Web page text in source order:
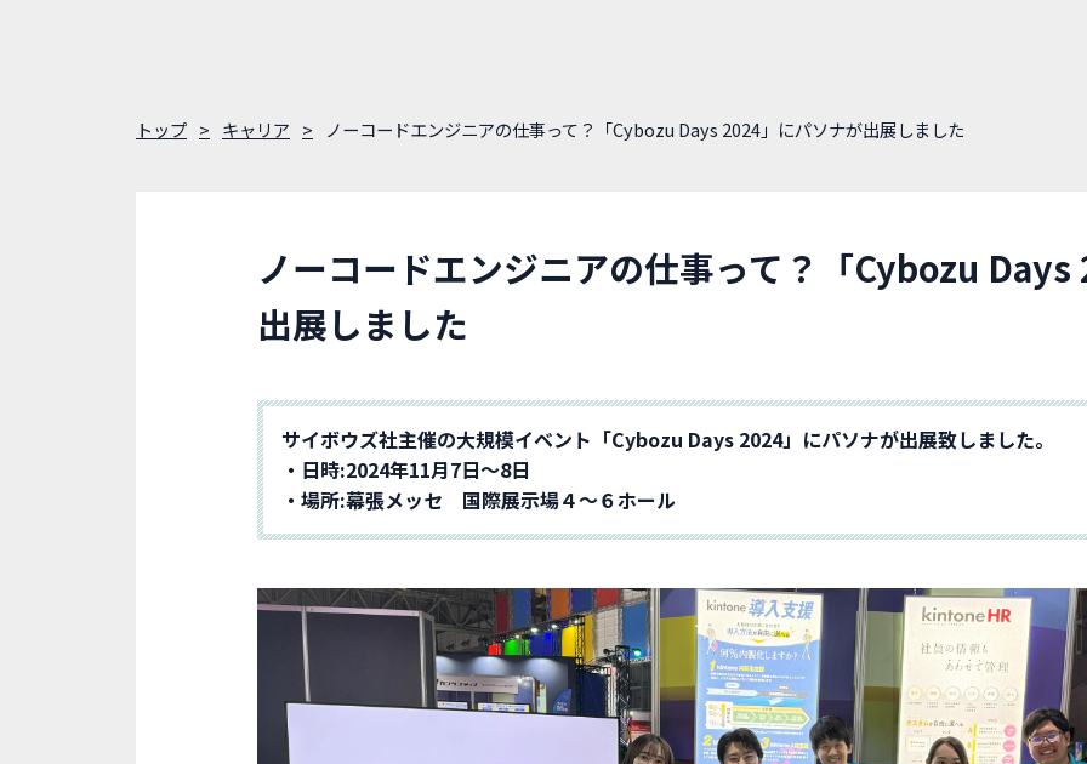
トップ キャリア ノーコードエンジニアの仕事って？「Cybozu Days 2024」にパソナが出展しました
ノーコードエンジニアの仕事って？「Cybozu
出展しました
サイボウズ社主催の大規模イベント「Cybozu Days 2024」にパソナが出展致しました。
・日時:2024年11月7日〜8日
・場所:幕張メッセ 国際展示場４～６ホール